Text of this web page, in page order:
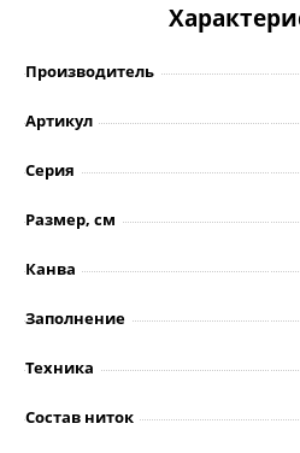
Производитель
Артикул
Серия
Размер, см
Канва
Заполнение
Техника
Состав ниток